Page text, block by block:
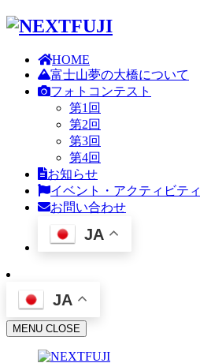
HOME
富士山夢の大橋について
フォトコンテスト
第1回
第2回
第3回
第4回
お知らせ
イベント・アクティビティ
お問い合わせ
JA
JA
MENU CLOSE